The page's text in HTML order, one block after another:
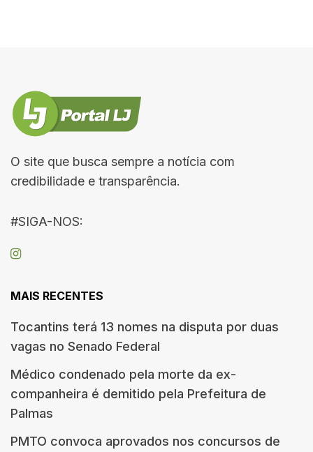
O site que busca sempre a notícia com
credibilidade e transparência.
#SIGA-NOS:
MAIS RECENTES
Tocantins terá 13 nomes na disputa por duas
vagas no Senado Federal
Médico condenado pela morte da ex-
companheira é demitido pela Prefeitura de
Palmas
PMTO convoca aprovados nos concursos de